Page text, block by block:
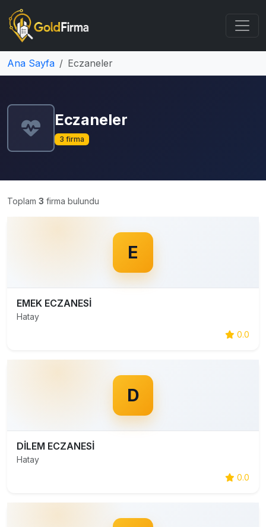
Ana Sayfa Eczaneler
Eczaneler
3 firma
Toplam 3 firma bulundu
E
EMEK ECZANESİ
Hatay
0.0
D
DİLEM ECZANESİ
Hatay
0.0